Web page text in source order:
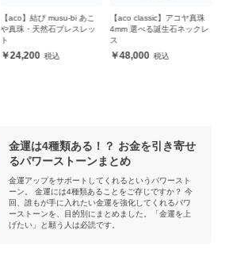
【aco】結び musu-bi あこ
や真珠・天然石ブレスレッ
ト
24,200
【aco classic】アコヤ真珠
4mm 選べる誕生石ネックレ
ス
48,000
金運は4種類ある！？ お金を引き寄せ
るパワーストーンまとめ
金運アップをサポートしてくれるというパワースト
ーン。 金運には4種類あることをご存じですか？ 今
回、誰もが手に入れたい金運を強化してくれるパワ
ーストーンを、目的別にまとめました。「金運を上
げたい」と願う人は必読です。